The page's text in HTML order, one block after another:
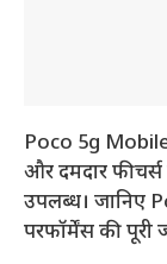
Poco 5g
और दमदार
उपलब्ध। जानिए
परफॉर्मेंस की पूरी